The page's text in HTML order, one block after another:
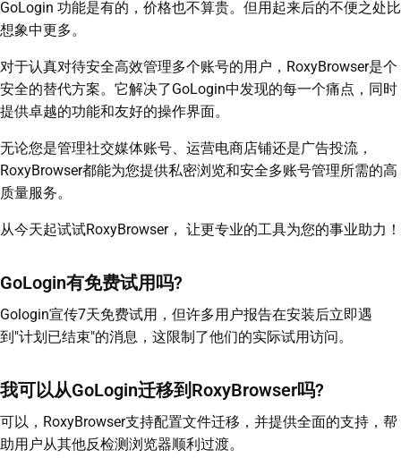
GoLogin 功能是有的，价格也不算贵。但用起来后的不便之处比
想象中更多。
对于认真对待安全高效管理多个账号的用户，RoxyBrowser是个
安全的替代方案。它解决了GoLogin中发现的每一个痛点，同时
提供卓越的功能和友好的操作界面。
无论您是管理社交媒体账号、运营电商店铺还是广告投流，
RoxyBrowser都能为您提供私密浏览和安全多账号管理所需的高
质量服务。
从今天起试试RoxyBrowser， 让更专业的工具为您的事业助力！
GoLogin有免费试用吗?
Gologin宣传7天免费试用，但许多用户报告在安装后立即遇
到"计划已结束"的消息，这限制了他们的实际试用访问。
我可以从GoLogin迁移到RoxyBrowser吗?
可以，RoxyBrowser支持配置文件迁移，并提供全面的支持，帮
助用户从其他反检测浏览器顺利过渡。